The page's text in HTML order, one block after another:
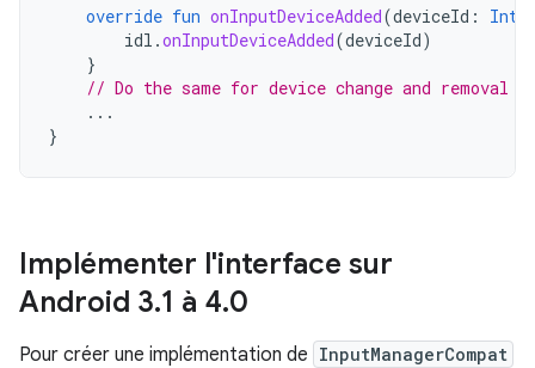
override fun onInputDeviceAdded(deviceId : Int
idl .onInputDeviceAdded(deviceId)
}
// Do the same for device change and removal
...
}
Implémenter l'interface sur
Android 3.1 à 4.0
Pour créer une implémentation de InputManagerCompat